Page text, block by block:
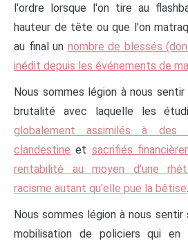
l'ordre lorsque l'on tire au
hauteur de tête ou que l'on
au final un nombre de blessés
inédit depuis les événements de
Nous sommes légion à nous
brutalité avec laquelle les
globalement assimilés à des
clandestine et sacrifiés
rentabilité au moyen d'une
racisme autant qu'elle pue la bêtise.
Nous sommes légion à nous
mobilisation de policiers qui en